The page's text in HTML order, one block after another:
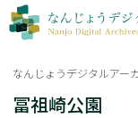
なんじょうデジタルアー
冨祖崎公園